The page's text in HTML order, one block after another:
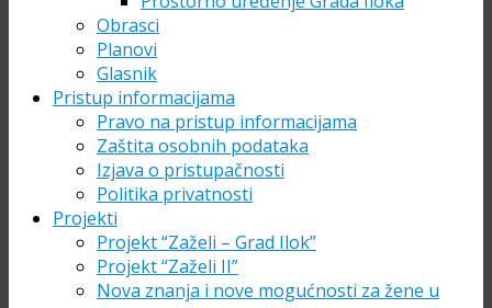
Obrasci
Planovi
Glasnik
Pristup informacijama
Pravo na pristup informacijama
Zaštita osobnih podataka
Izjava o pristupačnosti
Politika privatnosti
Projekti
Projekt “Zaželi – Grad Ilok”
Projekt “Zaželi II”
Nova znanja i nove mogućnosti za žene u